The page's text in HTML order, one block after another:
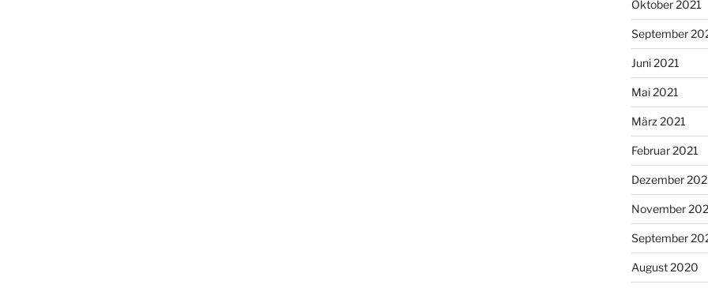
Oktober 2021
September
Juni 2021
Mai 2021
März 2021
Februar 2021
Dezember
November
September
August 2020